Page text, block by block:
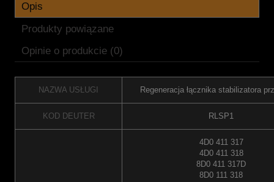
Opis
Produkty powiązane
Opinie o produkcie (0)
NAZWA USŁUGI Regeneracja łącznika stabilizatora
KOD DEUTER RLSP1
4D0 411 317
4D0 411 318
8D0 411 317D
8D0 111 318